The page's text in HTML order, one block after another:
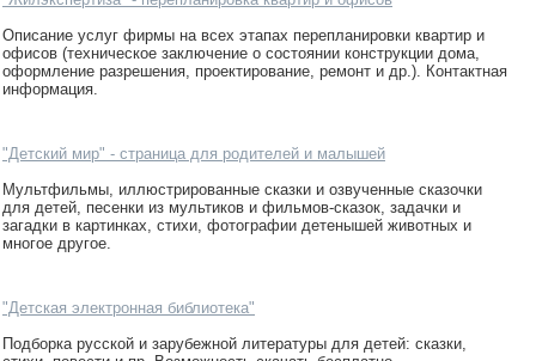
Описание услуг фирмы на всех этапах перепланировки квартир и
офисов (техническое заключение о состоянии конструкции дома,
оформление разрешения, проектирование, ремонт и др.). Контактная
информация.
"Детский мир" - страница для родителей и малышей
Мультфильмы, иллюстрированные сказки и озвученные сказочки
для детей, песенки из мультиков и фильмов-сказок, задачки и
загадки в картинках, стихи, фотографии детенышей животных и
многое другое.
"Детская электронная библиотека"
Подборка русской и зарубежной литературы для детей: сказки,